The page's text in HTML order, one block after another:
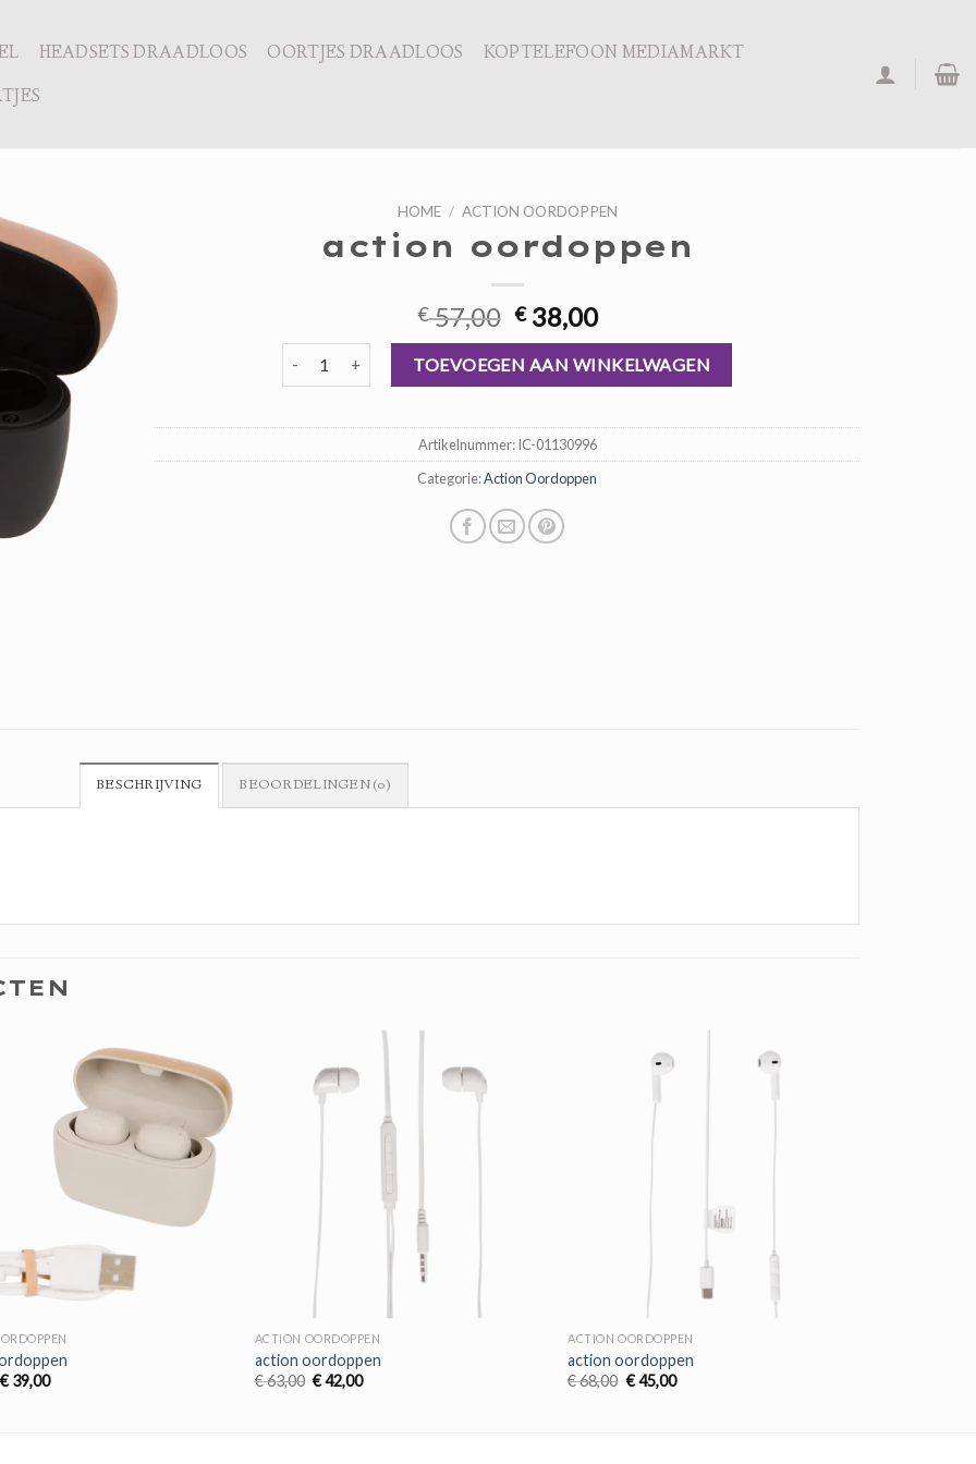
HEADSETS DRAADLOOS OORTJES DRAADLOOS
KOPTELEFOON MEDIAMARKT
HOME / ACTION OORDOPPEN
action oordoppen
€57,00 Oorspronkelijke
prijs
was:
€ 57,00.
€38,00Huidige
prijs
is:
€ 38,00.
action oordoppen aantalTOEVOEGEN AAN WINKELWAGEN
Artikelnummer:IC-01130996
Categorie:Action Oordoppen
BESCHRIJVING BEOORDELINGEN (0)
Oorspronkelijke
€39,00Huidige
ACTION OORDOPPEN
action oordoppen
€63,00 Oorspronkelijke
€42,00Huidige
ACTION OORDOPPEN
action oordoppen
€68,00 Oorspronkelijke
€45,00Huidige